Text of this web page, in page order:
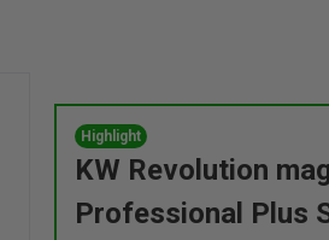
Highlight
KW Revolution
Professional Plus